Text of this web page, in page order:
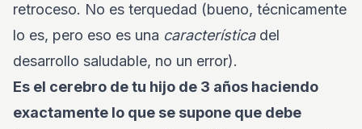
retroceso. No es terquedad (bueno, técnicamente
lo es, pero eso es una característicadel
desarrollo saludable, no un error).
Es el cerebro de tu hijo de 3 años haciendo
exactamente lo que se supone que debe